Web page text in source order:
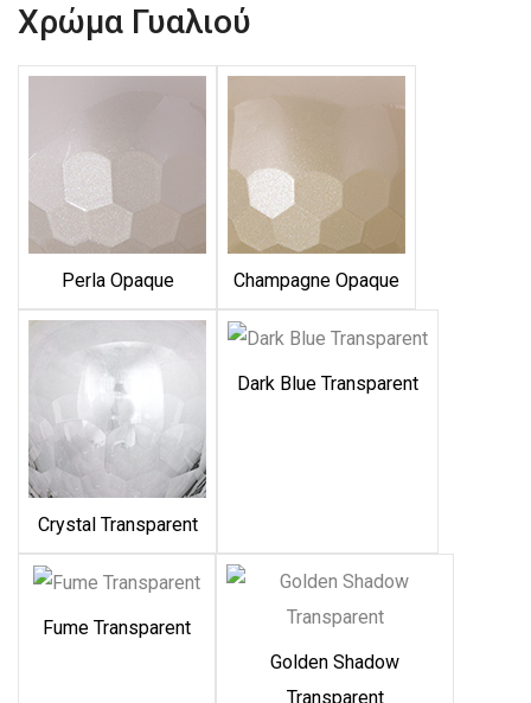
Χρώμα Γυαλιού
Perla Opaque Champagne Opaque
Crystal Transparent
Dark Blue Transparent
Fume Transparent
Golden Shadow
Transparent